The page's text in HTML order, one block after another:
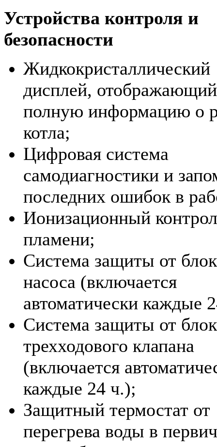
Устройства контроля и
безопасности
Жидкокристаллический
дисплей, отображающий
полную информацию о
котла;
Цифровая система
самодиагностики и
последних ошибок в
Ионизационный
пламени;
Система защиты от
насоса (включается
автоматически каждые
Система защиты от
трехходового клапана
(включается
каждые 24 ч.);
Защитный термостат от
перегрева воды в